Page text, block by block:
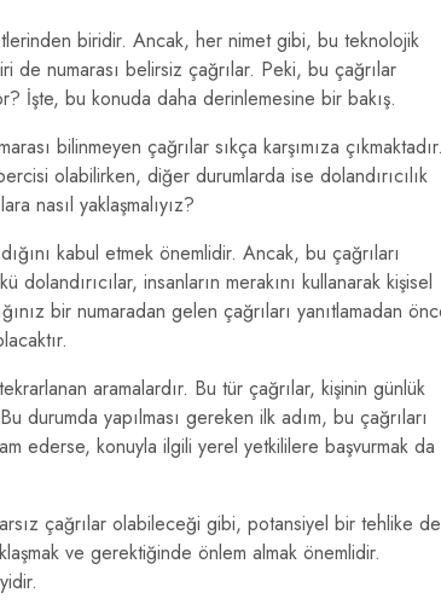
biridir. Ancak, her nimet gibi, bu teknolojik
de numarası belirsiz çağrılar. Peki, bu çağrılar
İşte, bu konuda daha derinlemesine bir bakış.
bilinmeyen çağrılar sıkça karşımıza
olabilirken, diğer durumlarda ise dolandırıcılık
nasıl yaklaşmalıyız?
kabul etmek önemlidir. Ancak, bu çağrıları
insanların merakını kullanarak kişisel
bir numaradan gelen çağrıları yanıtlamadan
aramalardır. Bu tür çağrılar, kişinin günlük
durumda yapılması gereken ilk adım, bu çağrıları
ederse, konuyla ilgili yerel yetkililere başvurmak da
çağrılar olabileceği gibi, potansiyel bir tehlike de
ve gerektiğinde önlem almak önemlidir.